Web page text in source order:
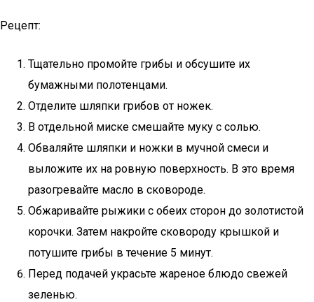
Рецепт:
Тщательно промойте грибы и обсушите их
бумажными полотенцами.
Отделите шляпки грибов от ножек.
В отдельной миске смешайте муку с солью.
Обваляйте шляпки и ножки в мучной смеси и
выложите их на ровную поверхность. В это время
разогревайте масло в сковороде.
Обжаривайте рыжики с обеих сторон до золотистой
корочки. Затем накройте сковороду крышкой и
потушите грибы в течение 5 минут.
Перед подачей украсьте жареное блюдо свежей
зеленью.